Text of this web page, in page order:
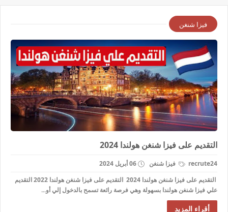
فيزا شنغن
التقديم على فيزا شنغن هولندا 2024
recrute24 فيزا شنغن
06 أبريل 2024
التقديم على فيزا شنغن هولندا 2024 التقديم على فيزا شنغن هولندا 2022 التقديم
علي فيزا شنغن هولندا بسهولة وهي فرصة رائعة تسمح بالدخول إلي أو...
أقراء المزيد